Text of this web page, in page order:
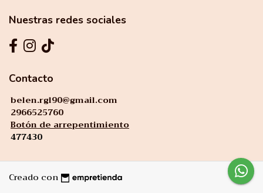
Nuestras redes sociales
Contacto
belen.rgl90@gmail.com
2966525760
Botón de arrepentimiento
477430
Creado con